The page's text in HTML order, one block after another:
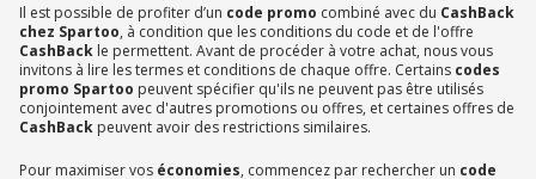
Il est possible de profiter d’un code promo combiné avec du CashBack
chez Spartoo, à condition que les conditions du code et de l'offre
CashBack le permettent. Avant de procéder à votre achat, nous vous
invitons à lire les termes et conditions de chaque offre. Certains codes
promo Spartoo peuvent spécifier qu'ils ne peuvent pas être utilisés
conjointement avec d'autres promotions ou offres, et certaines offres de
CashBack peuvent avoir des restrictions similaires.
Pour maximiser vos économies, commencez par rechercher un code